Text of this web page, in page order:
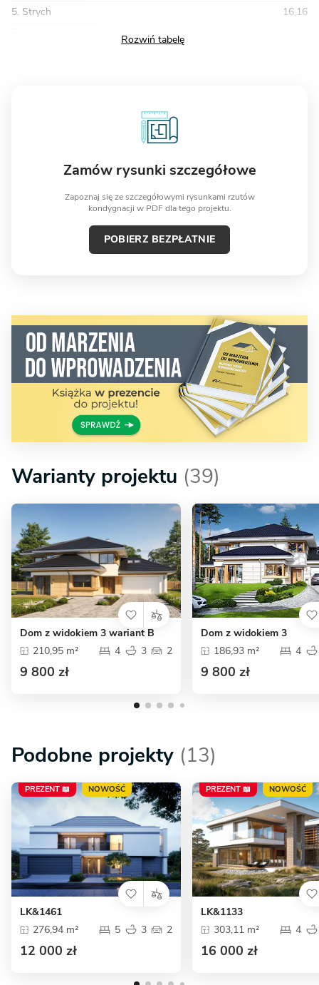
5. Strych
16,16
Zamów rysunki szczegółowe
Zapoznaj się ze szczegółowymi rysunkami rzutów
kondygnacji w PDF dla tego projektu.
POBIERZ BEZPŁATNIE
Warianty projektu (39)
Dom z widokiem 3 wariant B
210,95 m²
4 3 2
9 800 zł
Dom z widokiem 3
186,93 m²
4
9 800 zł
Podobne projekty (13)
PREZENT 📖 NOWOŚĆ
LK&1461
276,94 m²
5 3 2
12 000 zł
PREZENT 📖 NOWOŚĆ
LK&1133
303,11 m²
4
16 000 zł